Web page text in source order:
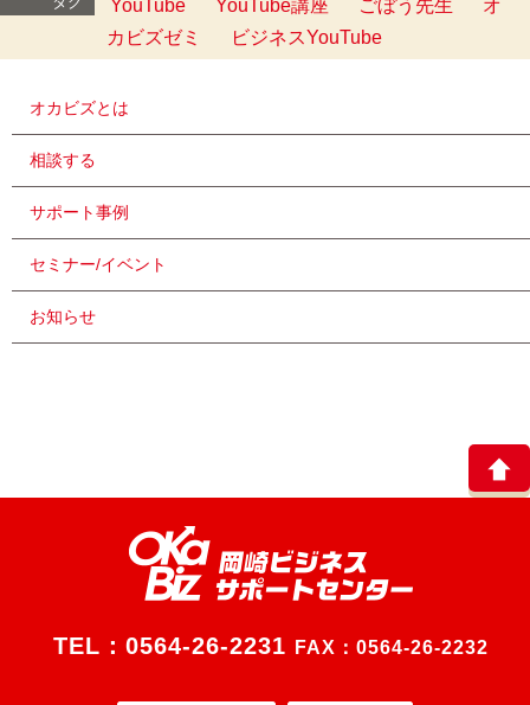
YouTube YouTube講座 ごぼう先生
オ
カビズゼミ
ビジネスYouTube
オカビズとは
相談する
サポート事例
セミナー/イベント
お知らせ
TEL： 0564-26-2231 FAX：0564-26-2232